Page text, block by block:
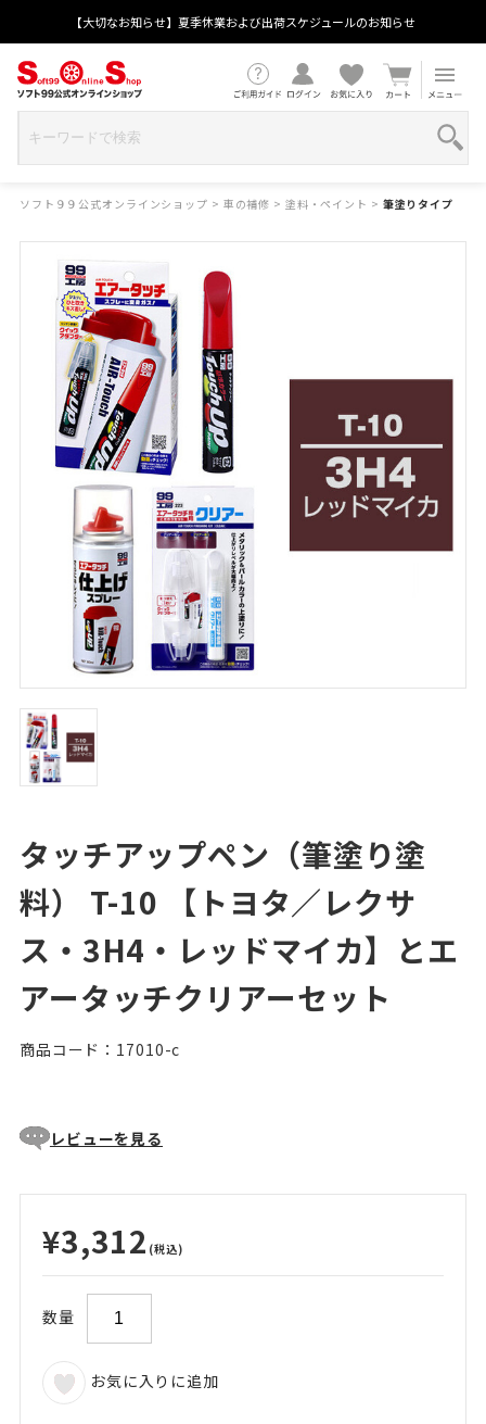
【大切なお知らせ】夏季休業および出荷スケジュールのお知らせ
ソフト９９公式オンラインショップ > 車の補修 > 塗料・ペイント > 筆塗りタイプ
タッチアップペン（筆塗り塗
料） T-10 【トヨタ／レクサ
ス・3H4・レッドマイカ】とエ
アータッチクリアーセット
商品コード：17010-c
レビューを見る
¥3,312 (税込)
数量
お気に入りに追加